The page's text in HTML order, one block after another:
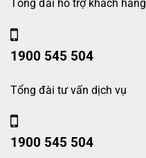
Tổng đài hỗ trợ khách hàng
1900 545 504
Tổng đài tư vấn dịch vụ
1900 545 504